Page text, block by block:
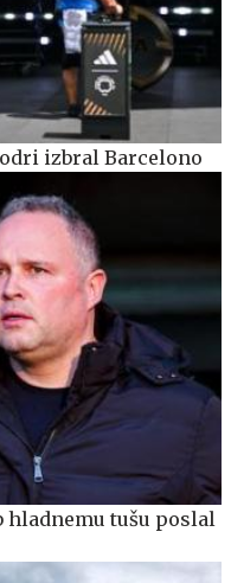
izbral Barcelono
tušu poslal